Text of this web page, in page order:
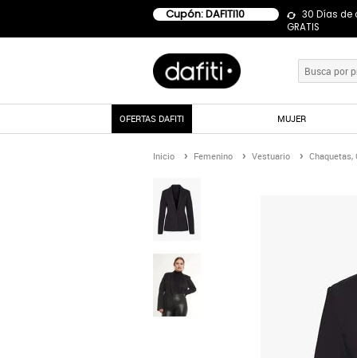
Cupón: DAFITI10
30 Días de
GRATIS
OFERTAS DAFITI MUJER
Inicio Femenino Vestuario Chaquetas,